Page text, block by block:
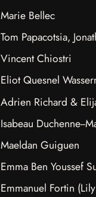
Marie Bellec
Tom Papacotsia,
Vincent Chiostri
Eliot Quesnel
Adrien Richard &
Isabeau Duchenne--
Maeldan Guiguen
Emma Ben Youssef
Emmanuel Fortin